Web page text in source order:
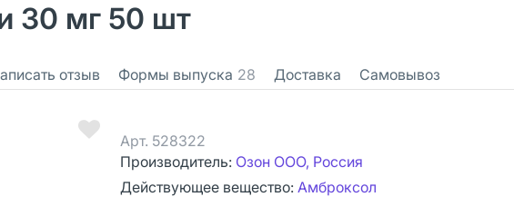
30 мг 50 шт
отзыв Формы выпуска 28 Доставка Самовывоз
Арт. 528322
Производитель: Озон ООО, Россия
Действующее вещество: Амброксол